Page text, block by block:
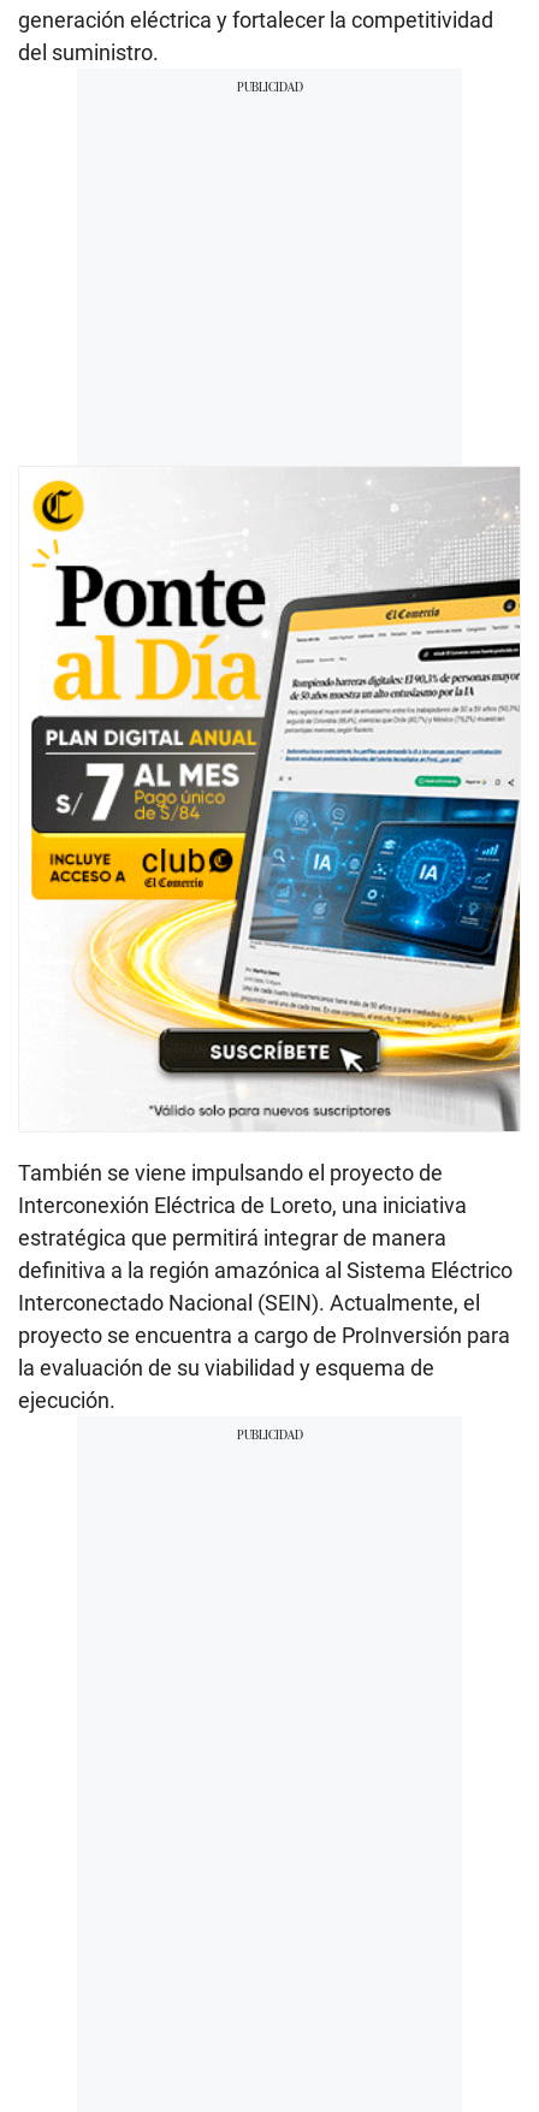
generación eléctrica y fortalecer la competitividad
del suministro.
También se viene impulsando el proyecto de
Interconexión Eléctrica de Loreto, una iniciativa
estratégica que permitirá integrar de manera
definitiva a la región amazónica al Sistema Eléctrico
Interconectado Nacional (SEIN). Actualmente, el
proyecto se encuentra a cargo de ProInversión para
la evaluación de su viabilidad y esquema de
ejecución.